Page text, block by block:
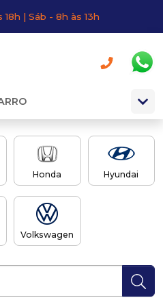
| Sáb - 8h às 13h
Honda Hyundai
Volkswagen